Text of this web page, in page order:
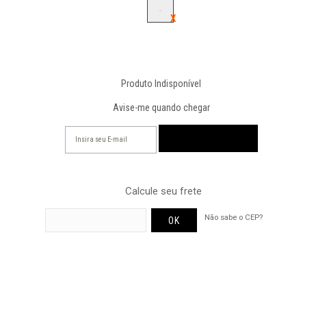
-
Produto Indisponível
Avise-me quando chegar
Calcule seu frete
Não sabe o CEP?